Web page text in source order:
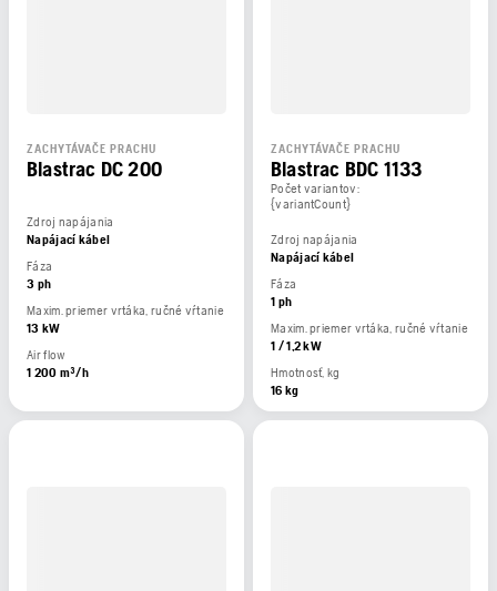
ZACHYTÁVAČE PRACHU
Blastrac DC 200
Zdroj napájania
Napájací kábel
Fáza
3 ph
Maxim. priemer vrtáka, ručné vŕtanie
13 kW
Air flow
1 200 m³/h
ZACHYTÁVAČE PRACHU
Blastrac BDC 1133
Počet variantov:
{variantCount}
Zdroj napájania
Napájací kábel
Fáza
1 ph
Maxim. priemer vrtáka, ručné vŕtanie
1 / 1,2 kW
Hmotnosť, kg
16 kg